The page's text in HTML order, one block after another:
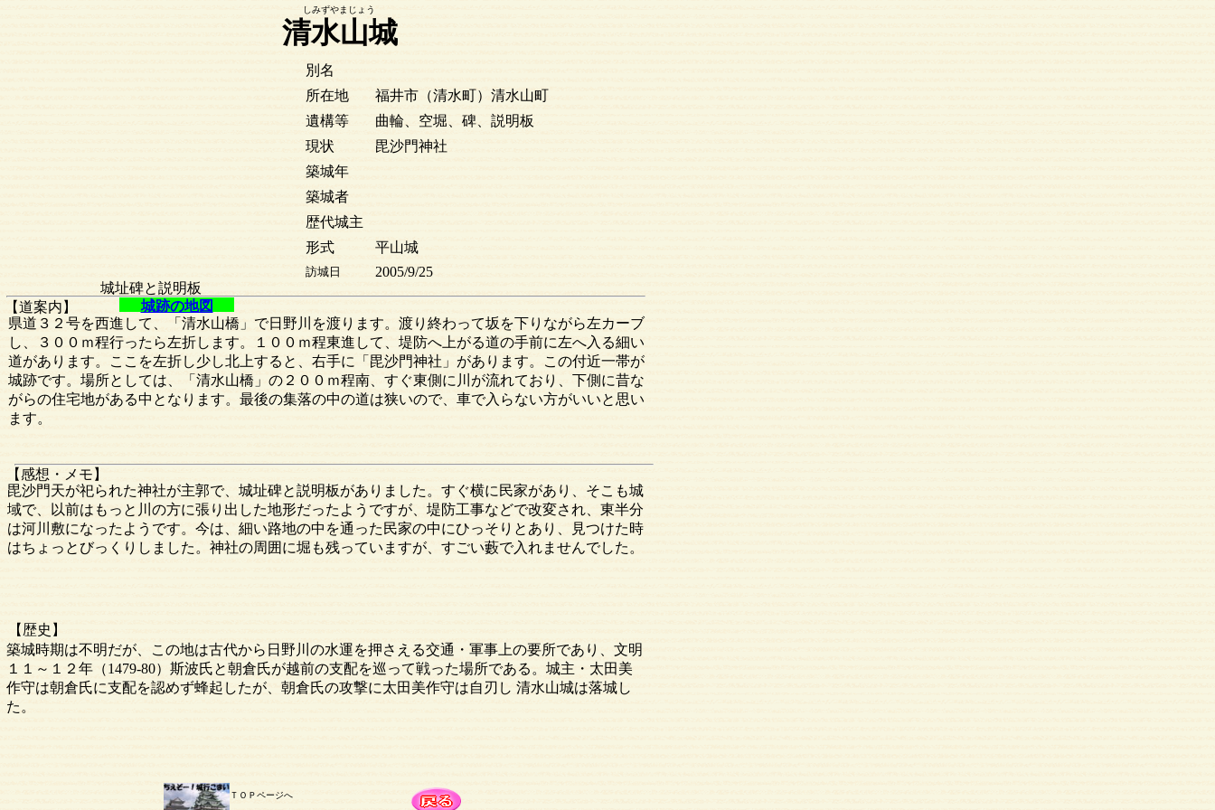
城跡の地図
清水山城
別名
所在地
福井市（清水町）清水山町
遺構等
曲輪、空堀、碑、説明板
現状
毘沙門神社
築城年
築城者
歴代城主
形式
平山城
訪城日 2005/9/25
【道案内】
【感想・メモ】
しみずやまじょう
【歴史】
ＴＯＰページへ
県道３２号を西進して、「清水山橋」で日野川を渡ります。渡り終わって坂を下りながら左カーブ
し、３００ｍ程行ったら左折します。１００ｍ程東進して、堤防へ上がる道の手前に左へ入る細い
道があります。ここを左折し少し北上すると、右手に「毘沙門神社」があります。この付近一帯が
城跡です。場所としては、「清水山橋」の２００ｍ程南、すぐ東側に川が流れており、下側に昔な
がらの住宅地がある中となります。最後の集落の中の道は狭いので、車で入らない方がいいと思い
ます。
毘沙門天が祀られた神社が主郭で、城址碑と説明板がありました。すぐ横に民家があり、そこも城
域で、以前はもっと川の方に張り出した地形だったようですが、堤防工事などで改変され、東半分
は河川敷になったようです。今は、細い路地の中を通った民家の中にひっそりとあり、見つけた時
はちょっとびっくりしました。神社の周囲に堀も残っていますが、すごい藪で入れませんでした。
築城時期は不明だが、この地は古代から日野川の水運を押さえる交通・軍事上の要所であり、文明
１１～１２年（1479-80）斯波氏と朝倉氏が越前の支配を巡って戦った場所である。城主・太田美
作守は朝倉氏に支配を認めず蜂起したが、朝倉氏の攻撃に太田美作守は自刃し 清水山城は落城し
た。
城址碑と説明板